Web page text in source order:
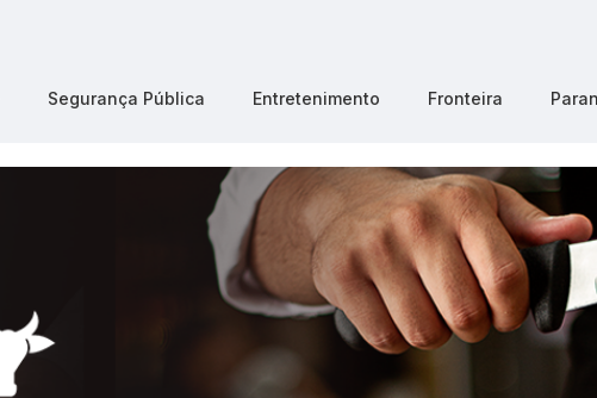
Segurança Pública Entretenimento Fronteira